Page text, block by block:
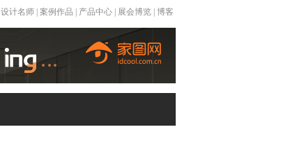
设计名师| 案例作品 产品中心| 展会博览| 博客